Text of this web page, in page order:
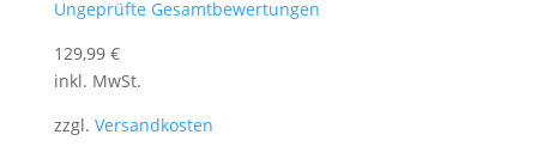
Ungeprüfte Gesamtbewertungen
129,99 €
inkl. MwSt.
zzgl. Versandkosten